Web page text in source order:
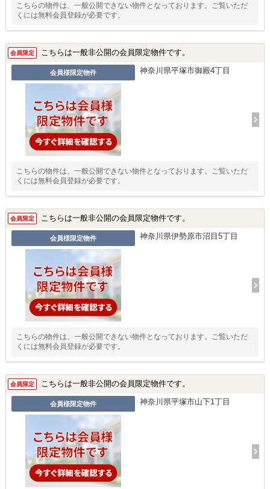
こちらの物件は、一般公開できない物件となっております。ご覧いただ
くには無料会員登録が必要です。
会員限定 こちらは一般非公開の会員限定物件です。
会員様限定物件 神奈川県平塚市御殿4丁目
こちらの物件は、一般公開できない物件となっております。ご覧いただ
くには無料会員登録が必要です。
会員限定 こちらは一般非公開の会員限定物件です。
会員様限定物件 神奈川県伊勢原市沼目5丁目
こちらの物件は、一般公開できない物件となっております。ご覧いただ
くには無料会員登録が必要です。
会員限定 こちらは一般非公開の会員限定物件です。
会員様限定物件 神奈川県平塚市山下1丁目